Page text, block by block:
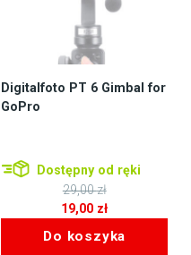
Digitalfoto PT 6 Gimbal for
GoPro
Dostępny od ręki
29,00zł
wynosiła:
19,00 zł
Do koszyka